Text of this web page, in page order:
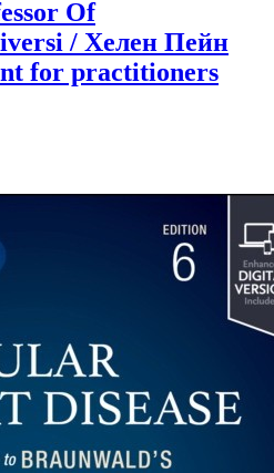
Of
/ Хелен Пейн
for practitioners